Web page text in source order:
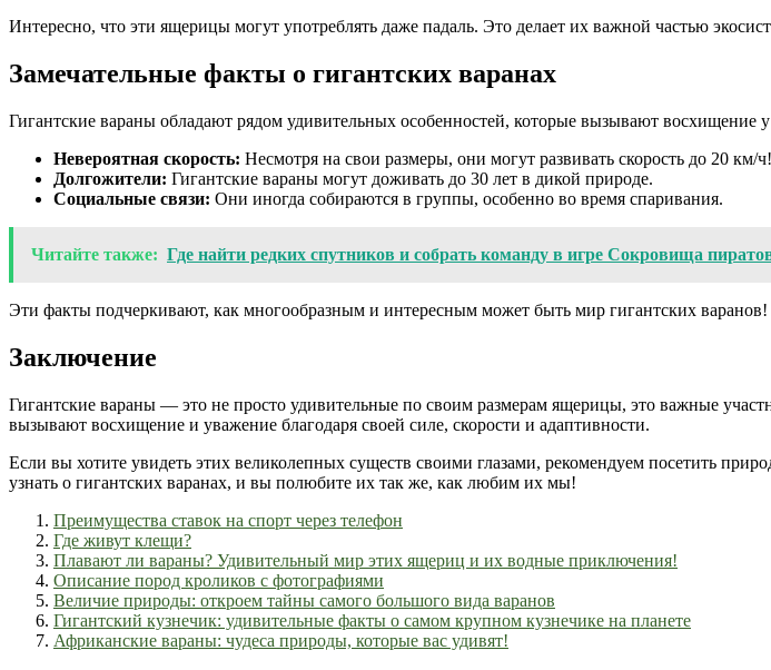
Интересно, что эти ящерицы могут употреблять даже падаль. Это делает их важной частью
Замечательные факты о гигантских варанах
Гигантские вараны обладают рядом удивительных особенностей, которые вызывают
Невероятная скорость: Несмотря на свои размеры, они могут развивать скорость до 20 км/ч!
Долгожители: Гигантские вараны могут доживать до 30 лет в дикой природе.
Социальные связи: Они иногда собираются в группы, особенно во время спаривания.
Читайте также: Где найти редких спутников и собрать команду в игре Сокровища
Эти факты подчеркивают, как многообразным и интересным может быть мир гигантских варанов!
Заключение
Гигантские вараны — это не просто удивительные по своим размерам ящерицы, это важные
вызывают восхищение и уважение благодаря своей силе, скорости и адаптивности.
Если вы хотите увидеть этих великолепных существ своими глазами, рекомендуем посетить
узнать о гигантских варанах, и вы полюбите их так же, как любим их мы!
Преимущества ставок на спорт через телефон
Где живут клещи?
Плавают ли вараны? Удивительный мир этих ящериц и их водные приключения!
Описание пород кроликов с фотографиями
Величие природы: откроем тайны самого большого вида варанов
Гигантский кузнечик: удивительные факты о самом крупном кузнечике на планете
Африканские вараны: чудеса природы, которые вас удивят!